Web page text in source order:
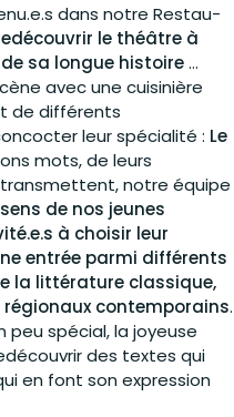
dans notre Restau-
le théâtre à
sa longue histoire…
avec une cuisinière
de différents
leur spécialité : Le
mots, de leurs
transmettent, notre équipe
de nos jeunes
à choisir leur
entrée parmi différents
la littérature classique,
contemporains.
peu spécial, la joyeuse
des textes qui
en font son expression